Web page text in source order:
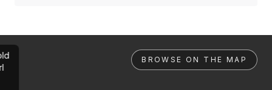
BROWSE ON THE MAP